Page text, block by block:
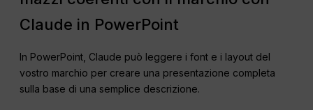
Claude in PowerPoint
In PowerPoint, Claude può leggere i font e i layout del
vostro marchio per creare una presentazione completa
sulla base di una semplice descrizione.